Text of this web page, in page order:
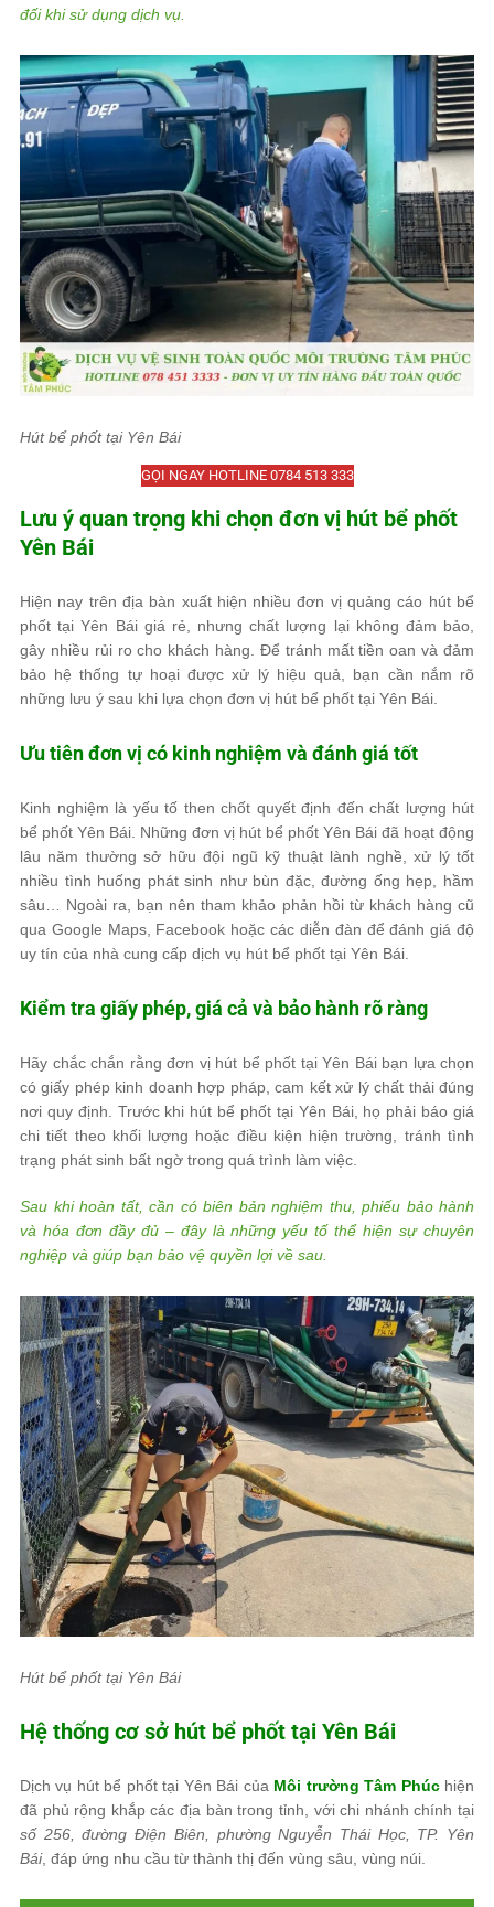
đối khi sử dụng dịch vụ.
Hút bể phốt tại Yên Bái
GỌI NGAY HOTLINE 0784 513 333
Lưu ý quan trọng khi chọn đơn vị hút bể phốt
Yên Bái
Hiện nay trên địa bàn xuất hiện nhiều đơn vị quảng cáo hút bể
phốt tại Yên Bái giá rẻ, nhưng chất lượng lại không đảm bảo,
gây nhiều rủi ro cho khách hàng. Để tránh mất tiền oan và đảm
bảo hệ thống tự hoại được xử lý hiệu quả, bạn cần nắm rõ
những lưu ý sau khi lựa chọn đơn vị hút bể phốt tại Yên Bái.
Ưu tiên đơn vị có kinh nghiệm và đánh giá tốt
Kinh nghiệm là yếu tố then chốt quyết định đến chất lượng hút
bể phốt Yên Bái. Những đơn vị hút bể phốt Yên Bái đã hoạt động
lâu năm thường sở hữu đội ngũ kỹ thuật lành nghề, xử lý tốt
nhiều tình huống phát sinh như bùn đặc, đường ống hẹp, hầm
sâu… Ngoài ra, bạn nên tham khảo phản hồi từ khách hàng cũ
qua Google Maps, Facebook hoặc các diễn đàn để đánh giá độ
uy tín của nhà cung cấp dịch vụ hút bể phốt tại Yên Bái.
Kiểm tra giấy phép, giá cả và bảo hành rõ ràng
Hãy chắc chắn rằng đơn vị hút bể phốt tại Yên Bái bạn lựa chọn
có giấy phép kinh doanh hợp pháp, cam kết xử lý chất thải đúng
nơi quy định. Trước khi hút bể phốt tại Yên Bái, họ phải báo giá
chi tiết theo khối lượng hoặc điều kiện hiện trường, tránh tình
trạng phát sinh bất ngờ trong quá trình làm việc.
Sau khi hoàn tất, cần có biên bản nghiệm thu, phiếu bảo hành
và hóa đơn đầy đủ – đây là những yếu tố thể hiện sự chuyên
nghiệp và giúp bạn bảo vệ quyền lợi về sau.
Hút bể phốt tại Yên Bái
Hệ thống cơ sở hút bể phốt tại Yên Bái
Dịch vụ hút bể phốt tại Yên Bái của Môi trường Tâm Phúchiện
đã phủ rộng khắp các địa bàn trong tỉnh, với chi nhánh chính tại
số 256, đường Điện Biên, phường Nguyễn Thái Học, TP. Yên
Bái, đáp ứng nhu cầu từ thành thị đến vùng sâu, vùng núi.